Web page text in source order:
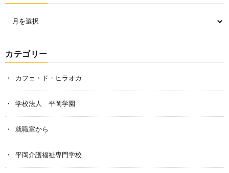
カテゴリー
カフェ・ド・ヒラオカ
学校法人 平岡学園
就職室から
平岡介護福祉専門学校